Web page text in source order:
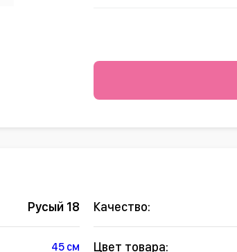
Русый 18 Качество:
45 см Цвет товара: